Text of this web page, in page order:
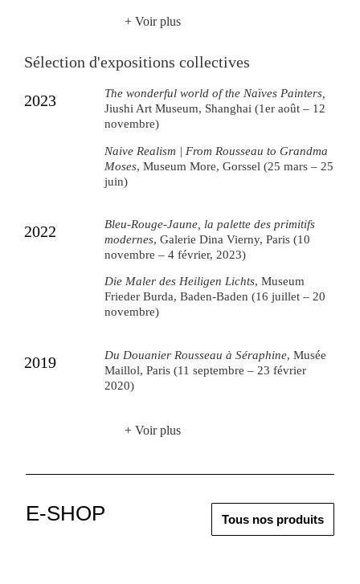
+ Voir plus
Sélection d'expositions collectives
2023 The wonderful world of the Naïves Painters
Jiushi Art Museum, Shanghai (1er août – 12
novembre)
Naive Realism | From Rousseau to Grandma
Moses, Museum More, Gorssel (25 mars – 25
juin)
2022
Bleu-Rouge-Jaune, la palette des primitifs
modernes, Galerie Dina Vierny, Paris (10
novembre – 4 février, 2023)
Die Maler des Heiligen Lichts, Museum
Frieder Burda, Baden-Baden (16 juillet – 20
novembre)
2019 Du Douanier Rousseau à Séraphine, Musée
Maillol, Paris (11 septembre – 23 février
2020)
+ Voir plus
E-SHOP Tous nos produits